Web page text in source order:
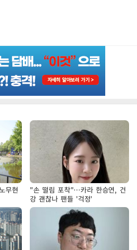
무현
"손 떨림 포착"…카라 한승연, 건
강 괜찮나 팬들 '걱정'